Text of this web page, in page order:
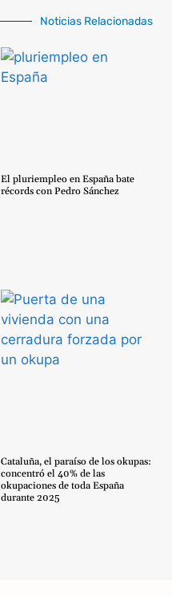
Noticias Relacionadas
El pluriempleo en España bate
récords con Pedro Sánchez
Cataluña, el paraíso de los okupas:
concentró el 40% de las
okupaciones de toda España
durante 2025